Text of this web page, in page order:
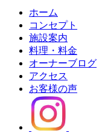
ホーム
コンセプト
施設案内
料理・料金
オーナーブログ
アクセス
お客様の声